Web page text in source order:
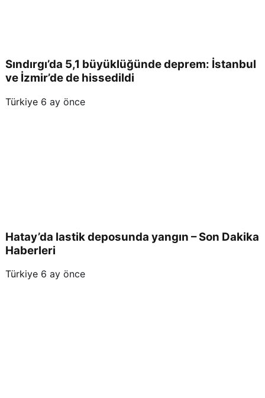
Sındırgı’da 5,1 büyüklüğünde deprem: İstanbul
ve İzmir’de de hissedildi
Türkiye 6 ay önce
Hatay’da lastik deposunda yangın – Son Dakika
Haberleri
Türkiye 6 ay önce